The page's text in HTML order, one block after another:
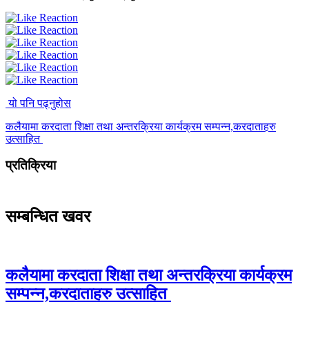
यो पनि पढ्नुहोस
कलैयामा करदाता शिक्षा तथा अन्तरक्रिया कार्यक्रम सम्पन्न,करदाताहरु
उत्साहित
प्रतिक्रिया
सम्बन्धित खवर
कलैयामा करदाता शिक्षा तथा अन्तरक्रिया कार्यक्रम
सम्पन्न,करदाताहरु उत्साहित